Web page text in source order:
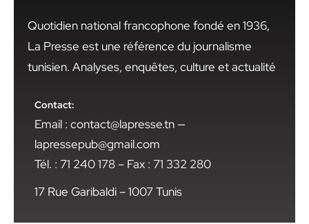
Quotidien national francophone fondé en 1936,
La Presse est une référence du journalisme
tunisien. Analyses, enquêtes, culture et actualité
Contact:
Email : contact@lapresse.tn —
lapressepub@gmail.com
Tél. : 71 240 178 – Fax : 71 332 280
17 Rue Garibaldi – 1007 Tunis